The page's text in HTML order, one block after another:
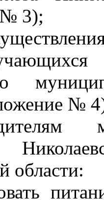
№ 3);
№
области: